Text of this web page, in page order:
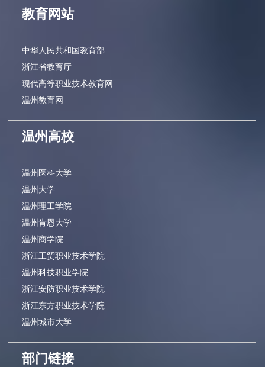
教育网站
中华人民共和国教育部
浙江省教育厅
现代高等职业技术教育网
温州教育网
温州高校
温州医科大学
温州大学
温州理工学院
温州肯恩大学
温州商学院
浙江工贸职业技术学院
温州科技职业学院
浙江安防职业技术学院
浙江东方职业技术学院
温州城市大学
部门链接